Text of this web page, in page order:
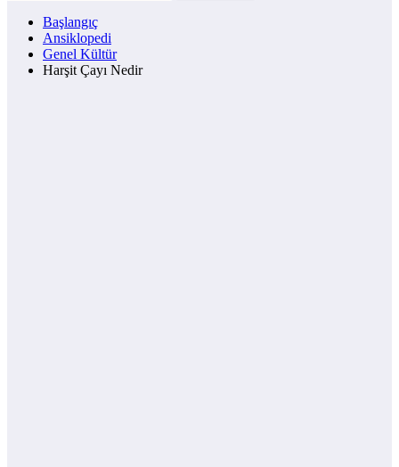
Başlangıç
Ansiklopedi
Genel Kültür
Harşit Çayı Nedir